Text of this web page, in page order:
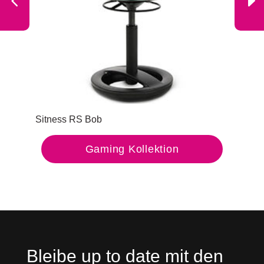
Sitness RS Bob
Gaming Kollektion
Bleibe up to date mit den